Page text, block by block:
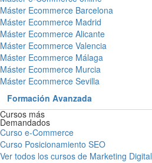
Máster Ecommerce Barcelona
Máster Ecommerce Madrid
Máster Ecommerce Alicante
Máster Ecommerce Valencia
Máster Ecommerce Málaga
Máster Ecommerce Murcia
Máster Ecommerce Sevilla
Formación Avanzada
Cursos más
Demandados
Curso e-Commerce
Curso Posicionamiento SEO
Ver todos los cursos de Marketing Digital